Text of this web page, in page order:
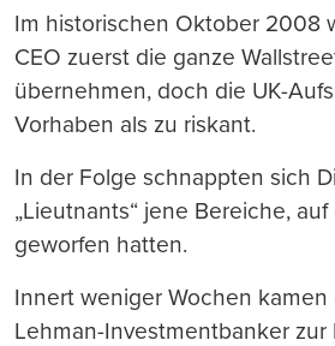
Im historischen Oktober 2008
CEO zuerst die ganze
übernehmen, doch die UK-
Vorhaben als zu riskant.
In der Folge schnappten sich
„Lieutnants“ jene Bereiche,
geworfen hatten.
Innert weniger Wochen kamen
Lehman-Investmentbanker zur